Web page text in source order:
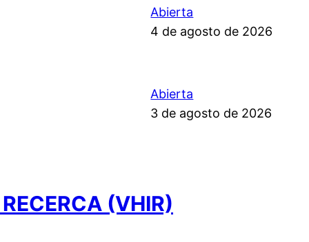
Abierta
4 de agosto de 2026
Abierta
3 de agosto de 2026
(VHIR)